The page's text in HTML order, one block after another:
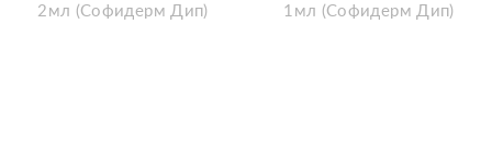
2мл (Софидерм Дип)
1мл (Софидерм Дип)